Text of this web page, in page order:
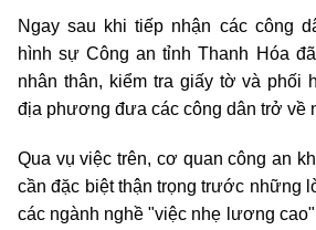
Ngay sau khi tiếp nhận các công
hình sự Công an tỉnh Thanh Hóa
nhân thân, kiểm tra giấy tờ và phối
địa phương đưa các công dân trở về
Qua vụ việc trên, cơ quan công an
cần đặc biệt thận trọng trước những
các ngành nghề "việc nhẹ lương